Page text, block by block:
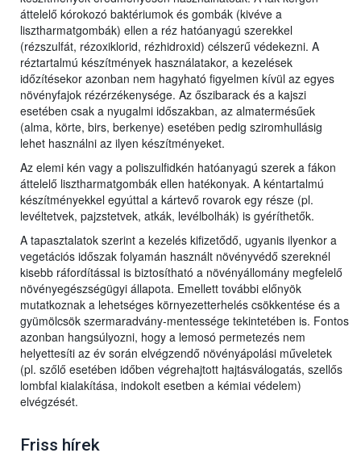
áttelelő kórokozó baktériumok és gombák (kivéve a
lisztharmatgombák) ellen a réz hatóanyagú szerekkel
(rézszulfát, rézoxiklorid, rézhidroxid) célszerű védekezni. A
réztartalmú készítmények használatakor, a kezelések
időzítésekor azonban nem hagyható figyelmen kívül az egyes
növényfajok rézérzékenysége. Az őszibarack és a kajszi
esetében csak a nyugalmi időszakban, az almatermésűek
(alma, körte, birs, berkenye) esetében pedig sziromhullásig
lehet használni az ilyen készítményeket.
Az elemi kén vagy a poliszulfidkén hatóanyagú szerek a fákon
áttelelő lisztharmatgombák ellen hatékonyak. A kéntartalmú
készítményekkel egyúttal a kártevő rovarok egy része (pl.
levéltetvek, pajzstetvek, atkák, levélbolhák) is gyéríthetők.
A tapasztalatok szerint a kezelés kifizetődő, ugyanis ilyenkor a
vegetációs időszak folyamán használt növényvédő szereknél
kisebb ráfordítással is biztosítható a növényállomány megfelelő
növényegészségügyi állapota. Emellett további előnyök
mutatkoznak a lehetséges környezetterhelés csökkentése és a
gyümölcsök szermaradvány-mentessége tekintetében is. Fontos
azonban hangsúlyozni, hogy a lemosó permetezés nem
helyettesíti az év során elvégzendő növényápolási műveletek
(pl. szőlő esetében időben végrehajtott hajtásválogatás, szellős
lombfal kialakítása, indokolt esetben a kémiai védelem)
elvégzését.
Friss hírek